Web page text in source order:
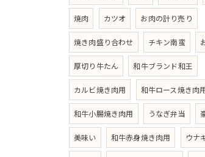
焼肉 カツオ お肉の計り売り
焼き肉盛り合わせ チキン南蛮
厚切り牛たん 和牛ブランド和王
カルビ焼き肉用 和牛ロース焼き肉
和牛小腸焼き肉用 うなぎ弁当
美味い 和牛赤身焼き肉用 ウナ